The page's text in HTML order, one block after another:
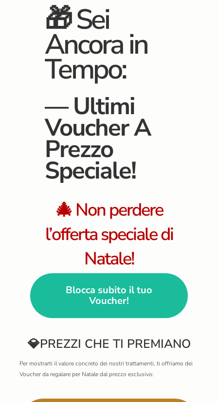
🎁Sei
Ancora in
Tempo:
— Ultimi
Voucher A
Prezzo
Speciale!
🎄 Non perdere
l’offerta speciale di
Natale!
Blocca subito il tuo
Voucher!
💎PREZZI CHE TI PREMIANO
Per mostrarti il valore concreto dei nostri trattamenti, ti offriamo dei
Voucher da regalare per Natale dal prezzo esclusivo: